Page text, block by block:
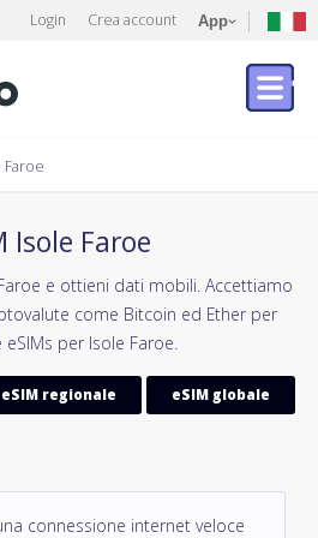
Login Crea account App
Faroe
Isole Faroe
e ottieni dati mobili. Accettiamo
come Bitcoin ed Ether per
per Isole Faroe.
eSIM regionale eSIM globale
connessione internet veloce